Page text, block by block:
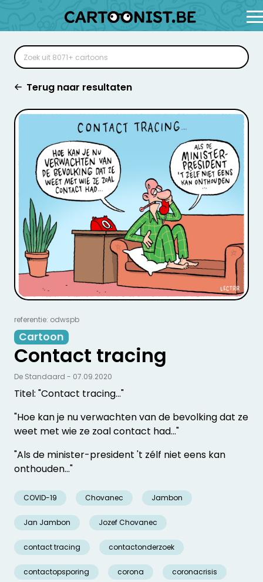
Terug naar resultaten
referentie: odwspb
Cartoon
Contact tracing
Titel: "Contact tracing..."
"Hoe kan je nu verwachten van de bevolking dat ze
weet met wie ze zoal contact had..."
"Als de minister-president 't zélf niet eens kan
onthouden..."
COVID-19 Chovanec Jambon
Jan Jambon Jozef Chovanec
contact tracing contactonderzoek
contactopsporing corona coronacrisis
De Standaard - 07.09.2020